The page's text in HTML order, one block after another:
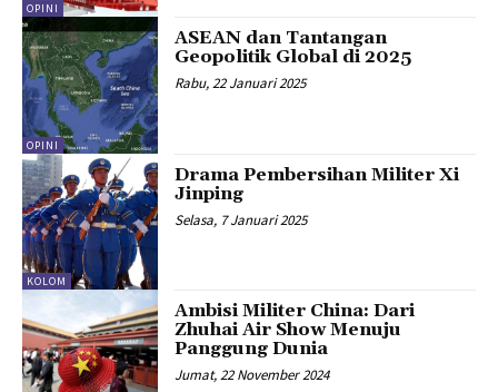
OPINI
OPINI
ASEAN dan Tantangan
Geopolitik Global di 2025
Rabu, 22 Januari 2025
KOLOM
Drama Pembersihan Militer Xi
Jinping
Selasa, 7 Januari 2025
Ambisi Militer China: Dari
Zhuhai Air Show Menuju
Panggung Dunia
Jumat, 22 November 2024